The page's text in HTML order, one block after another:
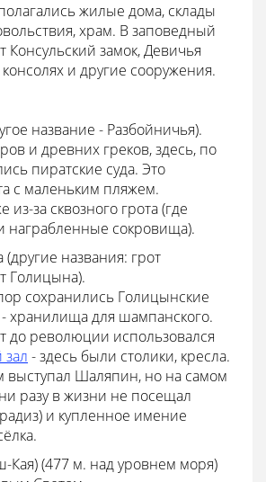
жилые дома, склады
храм. В заповедный
Консульский замок, Девичья
и другие сооружения.
название - Разбойничья).
и древних греков, здесь, по
пиратские суда. Это
с маленьким пляжем.
из-за сквозного грота (где
награбленные сокровища).
(другие названия: грот
Голицына).
сохранились Голицынские
хранилища для шампанского.
до революции использовался
- здесь были столики, кресла.
выступал Шаляпин, но на самом
разу в жизни не посещал
и купленное имение
Кая) (477 м. над уровнем моря)